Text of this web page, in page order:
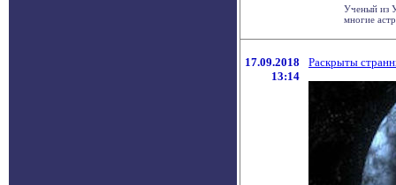
Ученый из
многие
17.09.2018
13:14
Раскрыты